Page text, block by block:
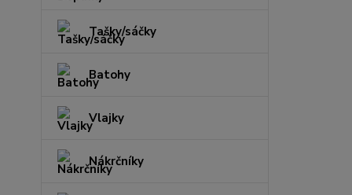
Tašky/sáčky
Batohy
Vlajky
Nákrčníky